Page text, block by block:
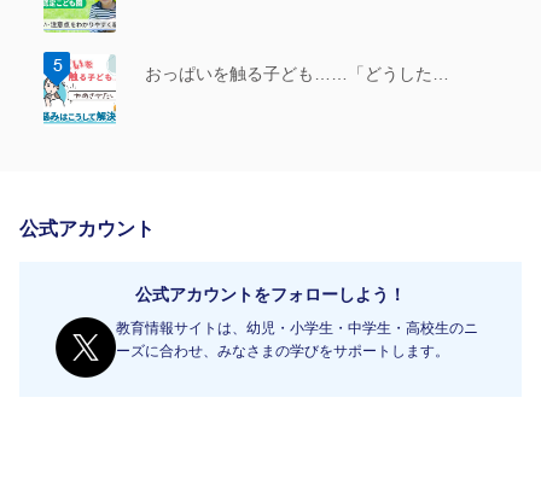
おっぱいを触る子ども……「どうした…
公式アカウント
公式アカウントをフォローしよう！
教育情報サイトは、幼児・小学生・中学生・高校生のニ
ーズに合わせ、みなさまの学びをサポートします。